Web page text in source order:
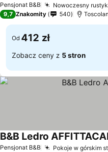
Pensjonat B&B Nowoczesny
9,7 Znakomity 540
Od 412 zł
Zobacz ceny z 5 stron
Pensjonat B&B Pokoje w górskim
B&B Ledro